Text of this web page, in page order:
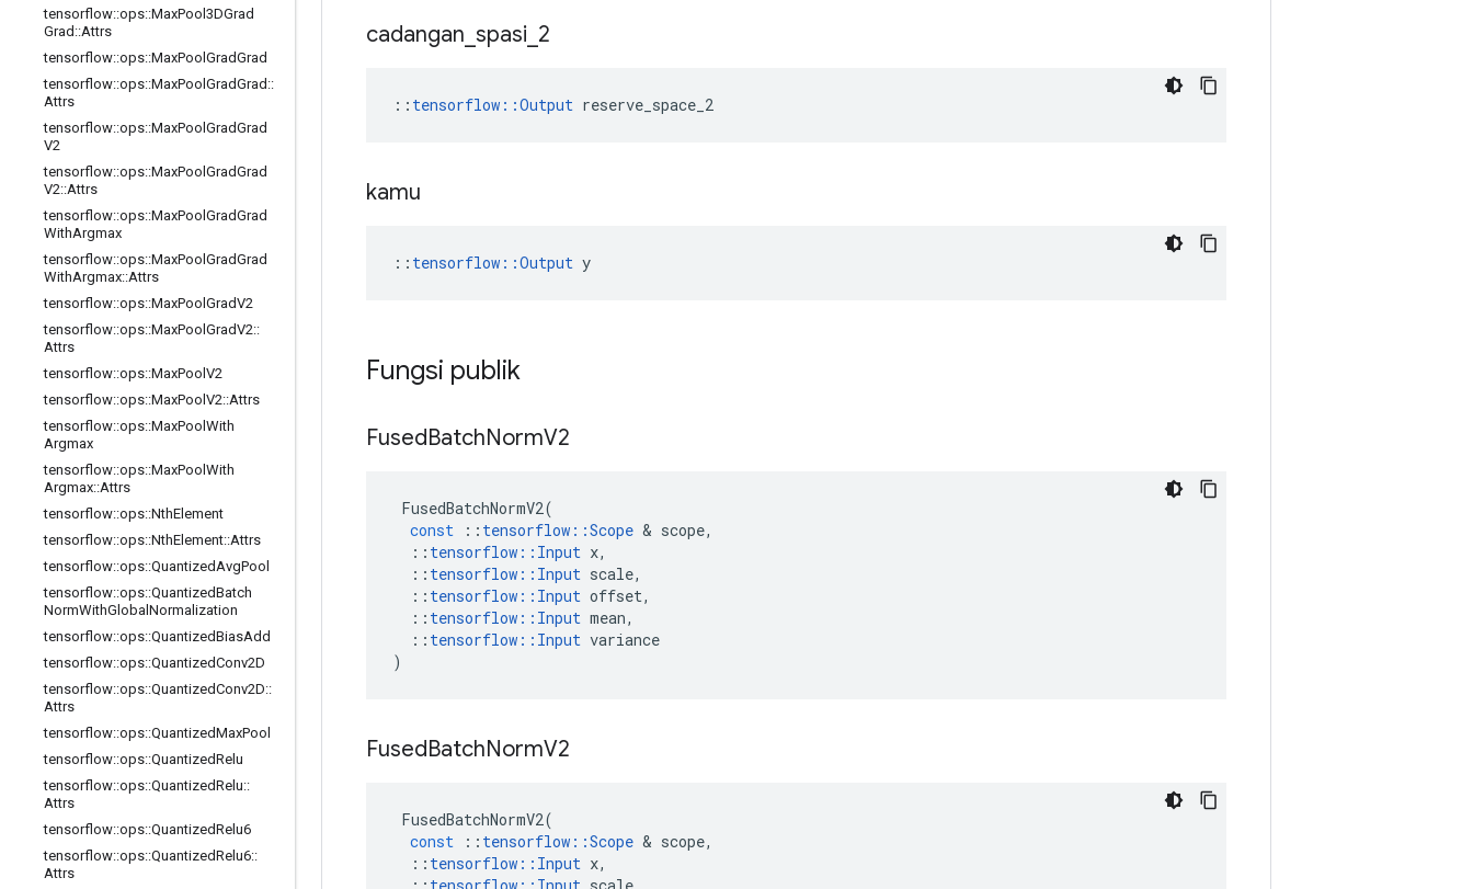
tensorflow::ops::MaxPool3DGrad
Grad ::Attrs
tensorflow::ops::MaxPool GradGrad
tensorflow::ops::MaxPool GradGrad ::
Attrs
tensorflow::ops::MaxPool GradGrad
V2
tensorflow::ops::MaxPool GradGrad
V2::Attrs
tensorflow::ops::MaxPool GradGrad
WithArgmax
tensorflow::ops::MaxPool GradGrad
WithArgmax::Attrs
tensorflow::ops::MaxPool GradV2
tensorflow::ops::MaxPool GradV2::
Attrs
tensorflow::ops::MaxPool V2
tensorflow::ops::MaxPool V2::Attrs
tensorflow::ops::MaxPool With
Argmax
tensorflow::ops::MaxPool With
Argmax::Attrs
tensorflow::ops::NthElement
tensorflow::ops::NthElement::Attrs
tensorflow::ops::QuantizedAvgPool
tensorflow::ops::QuantizedBatch
NormWithGlobal Normalization
tensorflow::ops::QuantizedBiasAdd
tensorflow::ops::QuantizedConv2D
tensorflow::ops::QuantizedConv2D::
Attrs
tensorflow::ops::QuantizedMaxPool
tensorflow::ops::QuantizedRelu
tensorflow::ops::QuantizedRelu::
Attrs
tensorflow::ops::QuantizedRelu6
tensorflow::ops::QuantizedRelu6::
Attrs
cadangan spasi 2
:: tensorflow::Output reserve_space_2
kamu
:: tensorflow::Output y
Fungsi publik
FusedBatchNormV2
FusedBatchNormV2(
const
:: tensorflow ::Scope & scope,
:: tensorflow :: Input x,
:: tensorflow :: Input scale,
:: tensorflow :: Input offset,
:: tensorflow :: Input mean,
:: tensorflow :: Input variance
)
FusedBatchNormV2
FusedBatchNormV2(
const
:: tensorflow ::Scope & scope,
:: tensorflow :: Input x,